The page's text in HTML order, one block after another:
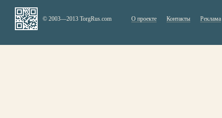
© 2003—2013 TorgRus.com О проекте Контакты Реклама